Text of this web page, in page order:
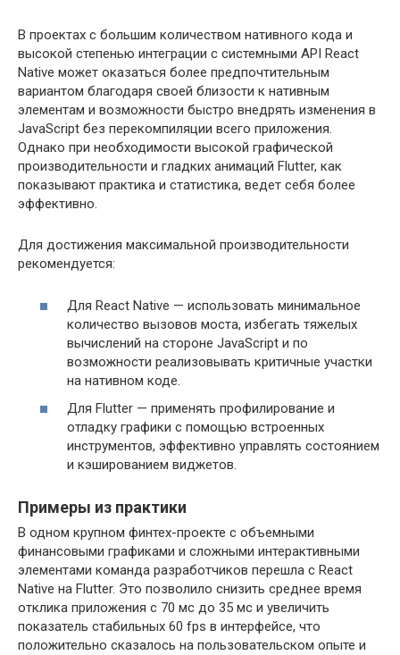
В проектах с большим количеством нативного кода и
высокой степенью интеграции с системными API React
Native может оказаться более предпочтительным
вариантом благодаря своей близости к нативным
элементам и возможности быстро внедрять изменения в
JavaScript без перекомпиляции всего приложения.
Однако при необходимости высокой графической
производительности и гладких анимаций Flutter, как
показывают практика и статистика, ведет себя более
эффективно.
Для достижения максимальной производительности
рекомендуется:
Для React Native — использовать минимальное
количество вызовов моста, избегать тяжелых
вычислений на стороне JavaScript и по
возможности реализовывать критичные участки
на нативном коде.
Для Flutter — применять профилирование и
отладку графики с помощью встроенных
инструментов, эффективно управлять состоянием
и кэшированием виджетов.
Примеры из практики
В одном крупном финтех-проекте с объемными
финансовыми графиками и сложными интерактивными
элементами команда разработчиков перешла с React
Native на Flutter. Это позволило снизить среднее время
отклика приложения с 70 мс до 35 мс и увеличить
показатель стабильных 60 fps в интерфейсе, что
положительно сказалось на пользовательском опыте и